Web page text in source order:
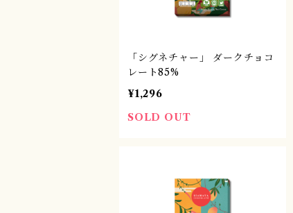
「シグネチャー」 ダークチョコ
レート85%
¥1,296
SOLD OUT